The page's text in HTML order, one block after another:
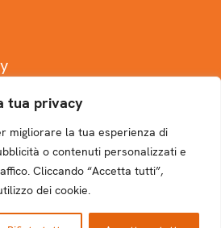
tua privacy
migliorare la tua esperienza di
o contenuti personalizzati e
Cliccando “Accetta tutti”,
dei cookie.